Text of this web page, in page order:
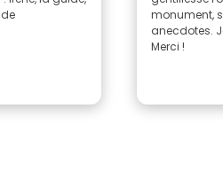
monument,
anecdotes.
Merci !